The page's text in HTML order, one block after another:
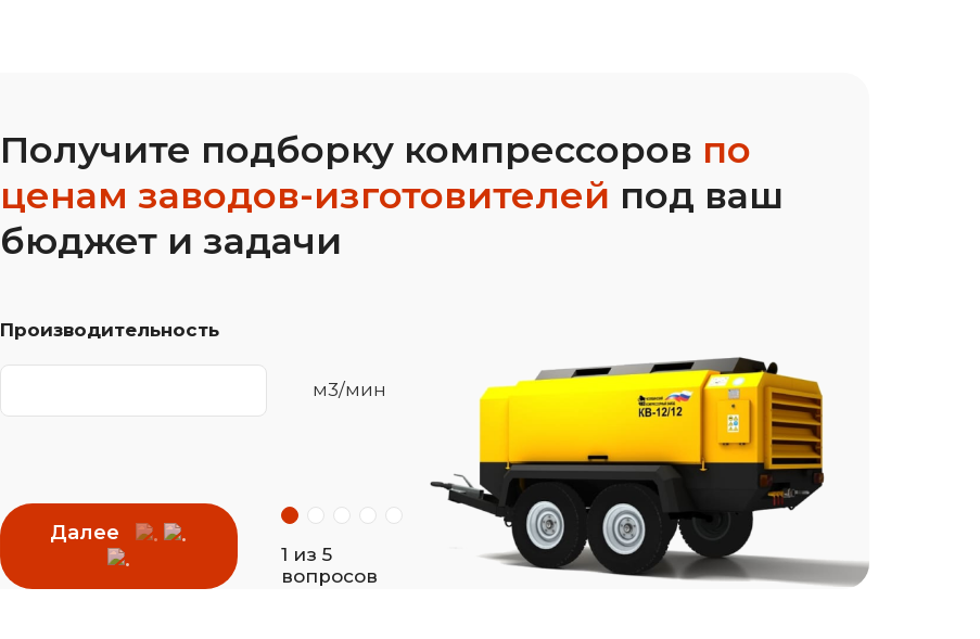
Получите подборку компрессоров по
ценам заводов-изготовителей под ваш
бюджет и задачи
Производительность
м3/мин
Далее
1 из 5
вопросов